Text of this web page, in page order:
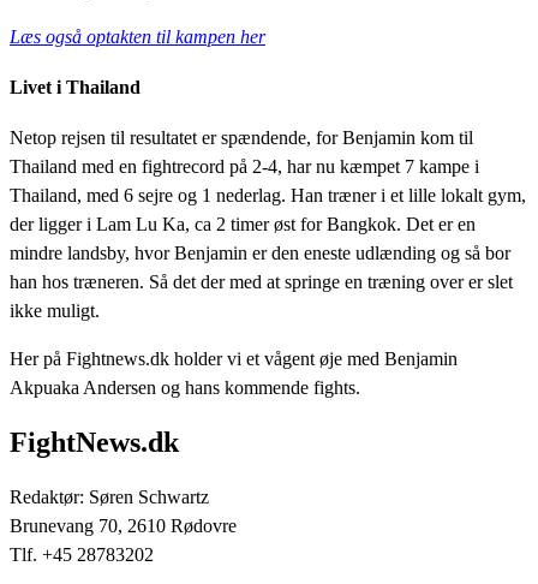
Læs også optakten til kampen her
Livet i Thailand
Netop rejsen til resultatet er spændende, for Benjamin kom til
Thailand med en fightrecord på 2-4, har nu kæmpet 7 kampe i
Thailand, med 6 sejre og 1 nederlag. Han træner i et lille lokalt gym,
der ligger i Lam Lu Ka, ca 2 timer øst for Bangkok. Det er en
mindre landsby, hvor Benjamin er den eneste udlænding og så bor
han hos træneren. Så det der med at springe en træning over er slet
ikke muligt.
Her på Fightnews.dk holder vi et vågent øje med Benjamin
Akpuaka Andersen og hans kommende fights.
FightNews.dk
Redaktør: Søren Schwartz
Brunevang 70, 2610 Rødovre
Tlf. +45 28783202